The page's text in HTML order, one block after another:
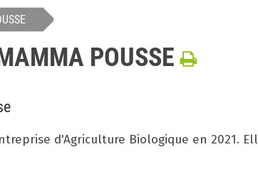
POUSSE
d'Agriculture Biologique en 2021.